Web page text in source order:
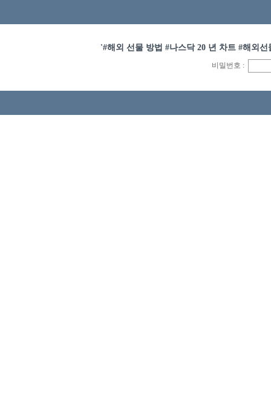
'#해외 선물 방법 #나스닥 20 년 차트 #해외
비밀번호 :